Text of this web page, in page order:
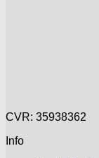
CVR: 35938362
Info